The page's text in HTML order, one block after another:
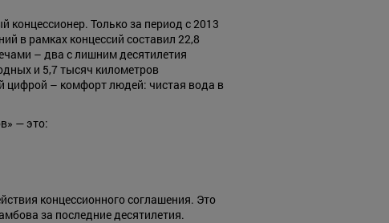
Только за период с 2013
в рамках концессий составил 22,8
– два с лишним десятилетия
и 5,7 тысяч километров
цифрой – комфорт людей: чистая вода в
— это:
концессионного соглашения. Это
за последние десятилетия.